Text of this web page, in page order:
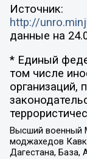
Источник:
http://
данные на
* Единый
том числе
организаций,
Высший военный
моджахедов
Дагестана, База,